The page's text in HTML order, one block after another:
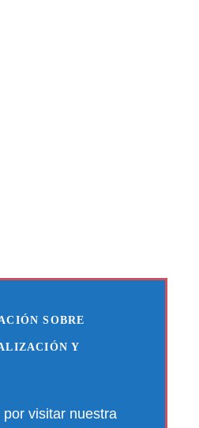
SOBRE
Y
por visitar nuestra